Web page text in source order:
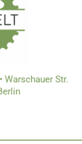
• Warschauer Str.